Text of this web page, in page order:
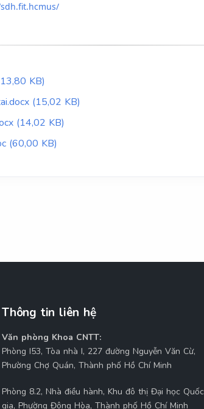
KB)
(15,02 KB)
(14,02 KB)
(60,00 KB)
Thông tin liên hệ
Văn phòng Khoa CNTT:
Phòng I53, Tòa nhà I, 227 đường Nguyễn Văn Cừ,
Phường Chợ Quán, Thành phố Hồ Chí Minh
Phòng 8.2, Nhà điều hành, Khu đô thị Đại học Quốc
gia, Phường Đông Hòa, Thành phố Hồ Chí Minh